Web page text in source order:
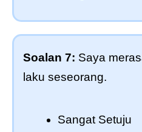
Soalan 7: Saya
laku seseorang.
Sangat Setuju